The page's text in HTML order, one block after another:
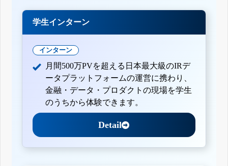
学生インターン
インターン
月間500万PVを超える日本最大級のIRデ
ータプラットフォームの運営に携わり、
金融・データ・プロダクトの現場を学生
のうちから体験できます。
Detail